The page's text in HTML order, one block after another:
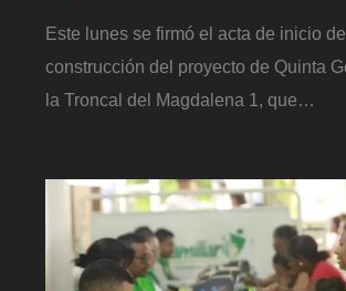
Este lunes se firmó el acta de inicio
construcción del proyecto de Quinta
la Troncal del Magdalena 1, que…